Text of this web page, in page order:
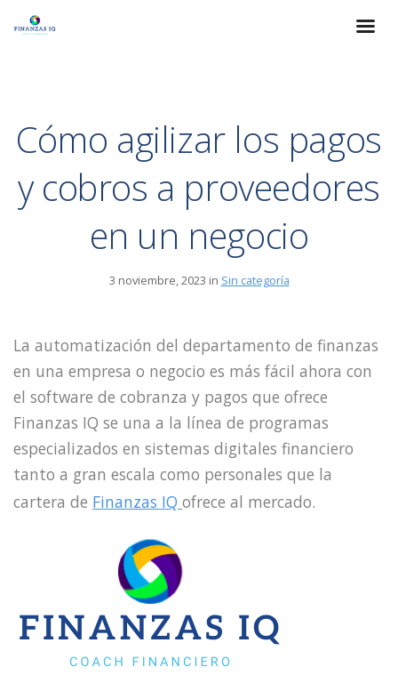
Cómo agilizar los pagos
y cobros a proveedores
en un negocio
3 noviembre, 2023 in Sin categoría
La automatización del departamento de finanzas
en una empresa o negocio es más fácil ahora con
el software de cobranza y pagos que ofrece
Finanzas IQ se una a la línea de programas
especializados en sistemas digitales financiero
tanto a gran escala como personales que la
cartera de Finanzas IQ ofrece al mercado.